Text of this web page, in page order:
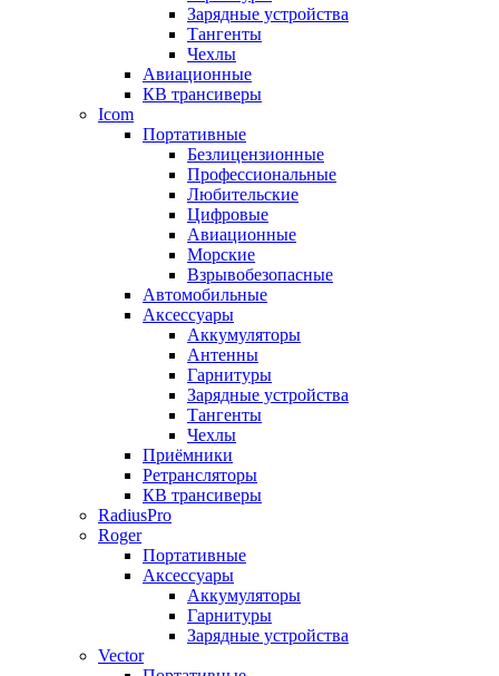
Зарядные устройства
Тангенты
Чехлы
Авиационные
КВ трансиверы
Icom
Портативные
Безлицензионные
Профессиональные
Любительские
Цифровые
Авиационные
Морские
Взрывобезопасные
Автомобильные
Аксессуары
Аккумуляторы
Антенны
Гарнитуры
Зарядные устройства
Тангенты
Чехлы
Приёмники
Ретрансляторы
КВ трансиверы
RadiusPro
Roger
Портативные
Аксессуары
Аккумуляторы
Гарнитуры
Зарядные устройства
Vector